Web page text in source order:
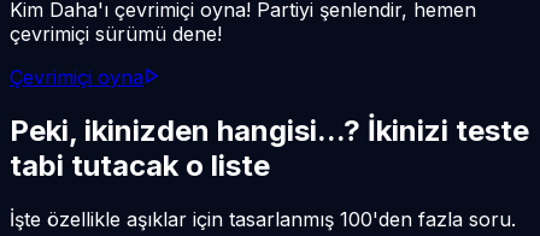
Kim Daha'ı çevrimiçi oyna! Partiyi şenlendir, hemen
çevrimiçi sürümü dene!
Çevrimiçi oyna
Peki, ikinizden hangisi...? İkinizi teste
tabi tutacak o liste
İşte özellikle aşıklar için tasarlanmış 100'den fazla soru.